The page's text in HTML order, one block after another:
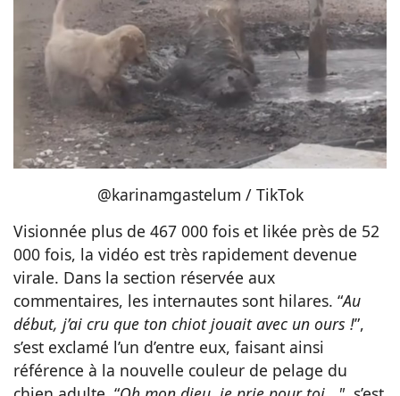
@karinamgastelum / TikTok
Visionnée plus de 467 000 fois et likée près de 52
000 fois, la vidéo est très rapidement devenue
virale. Dans la section réservée aux
commentaires, les internautes sont hilares. “Au
début, j’ai cru que ton chiot jouait avec un ours !”,
s’est exclamé l’un d’entre eux, faisant ainsi
référence à la nouvelle couleur de pelage du